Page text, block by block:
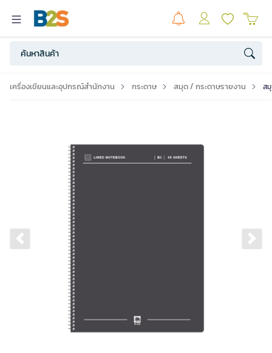
เครื่องเขียนและอุปกรณ์สำนักงาน กระดาษ สมุด / กระดาษรายงาน ส
Previous slide